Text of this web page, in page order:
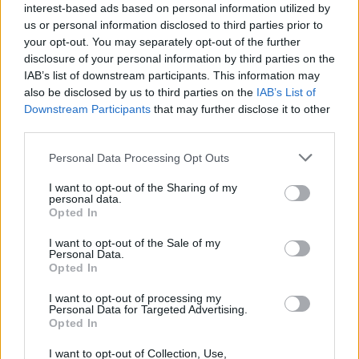
interest-based ads based on personal information utilized by
us or personal information disclosed to third parties prior to
your opt-out. You may separately opt-out of the further
disclosure of your personal information by third parties on the
IAB’s list of downstream participants. This information may
also be disclosed by us to third parties on the IAB’s List of
Downstream Participants that may further disclose it to other
Personal Data Processing Opt Outs
I want to opt-out of the Sharing of my
personal data.
Opted In
I want to opt-out of the Sale of my
Personal Data.
Opted In
I want to opt-out of processing my
Personal Data for Targeted Advertising.
Opted In
I want to opt-out of Collection, Use,
εξηγηθεί εν μέρει από την «χαλάρωση της δημόσιας
υγείας και των κοινωνικών μέτρων, όπου οι Αρχές
χαλάρωσαν μερικούς από τους περιορισμούς και ο
κόσμος επίσης. Είπε ότι «ανησυχούσε πολύ με το
γεγονός ότι όλο και περισσότεροι νέοι άνθρωποι
μεγάλες συγκεντρώσεις και πάρτι.
Σε αρκετές χώρες, τα κρούσματα αυξάνονται
ιδιαίτερα γρήγορα σε πυκνοκατοικημένες πόλεις,
όπου οι άνθρωποι επιστρέφουν στα γραφεία,
σχολεία και δημόσιος χώρους μετά την μείωση των
άνοιξη.